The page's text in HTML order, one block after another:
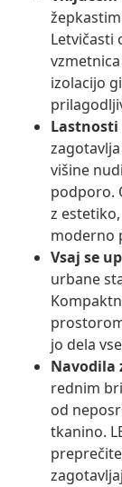
Letvičasti
izolacijo
Lastnosti
višine
podporo.
z
moderno
Vsaj se
urbane
jo dela
Navodila
rednim
od
tkanino.